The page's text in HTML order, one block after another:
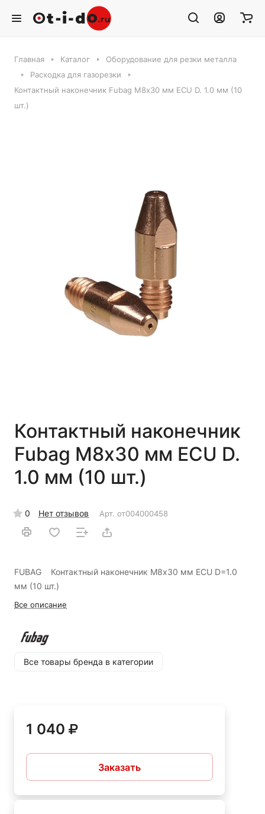
Главная Каталог
Оборудование для резки металла
Расходка для газорезки
Контактный наконечник Fubag M8х30 мм ECU D. 1.0 мм (10
шт.)
Контактный наконечник
Fubag M8х30 мм ECU D.
1.0 мм (10 шт.)
0 Нет отзывов Арт. от004000458
FUBAG Контактный наконечник M8х30 мм ECU D=1.0
мм (10 шт.)
Все описание
Все товары бренда в категории
1 040
Заказать